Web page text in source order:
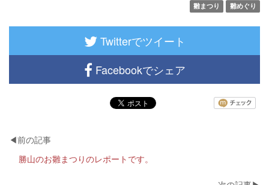
雛まつり
雛めぐり
Twitterでツイート
Facebookでシェア
勝山のお雛まつりのレポートです。